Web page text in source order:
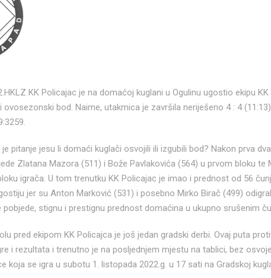
KK Policajac je na domaćoj kuglani u Ogulinu ugostio ekipu
ovosezonski bod. Naime, utakmica je završila neriješeno 4 : 4
pitanje jesu li domaći kuglači osvojili ili izgubili bod? Nakon prva
Zlatana Mazora (511) i Bože Pavlakovića (564) u prvom bloku te
igrača. U tom trenutku KK Policajac je imao i prednost od 56
jer su Anton Marković (531) i posebno Mirko Birač (499)
pobjede, stignu i prestignu prednost domaćina u ukupno srušenim
pred ekipom KK Policajca je još jedan gradski derbi. Ovaj puta
i rezultata i trenutno je na posljednjem mjestu na tablici, bez
koja se igra u subotu 1. listopada 2022.g. u 17 sati na Gradskoj